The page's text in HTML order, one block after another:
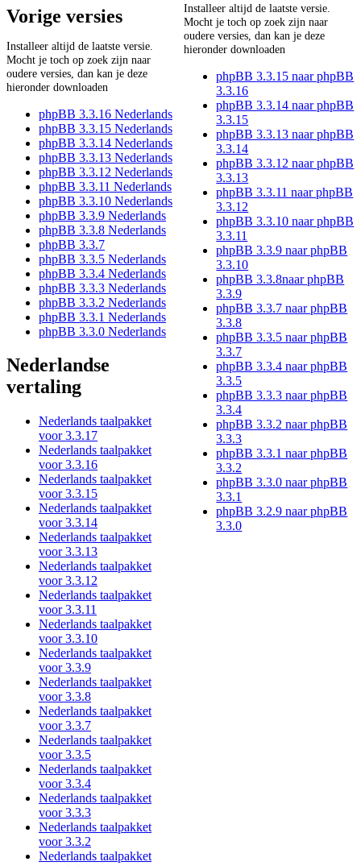
Vorige versies
Installeer altijd de laatste versie.
Mocht je toch op zoek zijn naar
oudere versies, dan kan je deze
hieronder downloaden
phpBB 3.3.16 Nederlands
phpBB 3.3.15 Nederlands
phpBB 3.3.14 Nederlands
phpBB 3.3.13 Nederlands
phpBB 3.3.12 Nederlands
phpBB 3.3.11 Nederlands
phpBB 3.3.10 Nederlands
phpBB 3.3.9 Nederlands
phpBB 3.3.8 Nederlands
phpBB 3.3.7
phpBB 3.3.5 Nederlands
phpBB 3.3.4 Nederlands
phpBB 3.3.3 Nederlands
phpBB 3.3.2 Nederlands
phpBB 3.3.1 Nederlands
phpBB 3.3.0 Nederlands
Nederlandse
vertaling
Nederlands taalpakket
voor 3.3.17
Nederlands taalpakket
voor 3.3.16
Nederlands taalpakket
voor 3.3.15
Nederlands taalpakket
voor 3.3.14
Nederlands taalpakket
voor 3.3.13
Nederlands taalpakket
voor 3.3.12
Nederlands taalpakket
voor 3.3.11
Nederlands taalpakket
voor 3.3.10
Nederlands taalpakket
voor 3.3.9
Nederlands taalpakket
voor 3.3.8
Nederlands taalpakket
voor 3.3.7
Nederlands taalpakket
voor 3.3.5
Nederlands taalpakket
voor 3.3.4
Nederlands taalpakket
voor 3.3.3
Nederlands taalpakket
voor 3.3.2
Nederlands taalpakket
Installeer altijd de laatste versie.
Mocht je toch op zoek zijn naar
oudere versies, dan kan je deze
hieronder downloaden
phpBB 3.3.15 naar phpBB
3.3.16
phpBB 3.3.14 naar phpBB
3.3.15
phpBB 3.3.13 naar phpBB
3.3.14
phpBB 3.3.12 naar phpBB
3.3.13
phpBB 3.3.11 naar phpBB
3.3.12
phpBB 3.3.10 naar phpBB
3.3.11
phpBB 3.3.9 naar phpBB
3.3.10
phpBB 3.3.8naar phpBB
3.3.9
phpBB 3.3.7 naar phpBB
3.3.8
phpBB 3.3.5 naar phpBB
3.3.7
phpBB 3.3.4 naar phpBB
3.3.5
phpBB 3.3.3 naar phpBB
3.3.4
phpBB 3.3.2 naar phpBB
3.3.3
phpBB 3.3.1 naar phpBB
3.3.2
phpBB 3.3.0 naar phpBB
3.3.1
phpBB 3.2.9 naar phpBB
3.3.0